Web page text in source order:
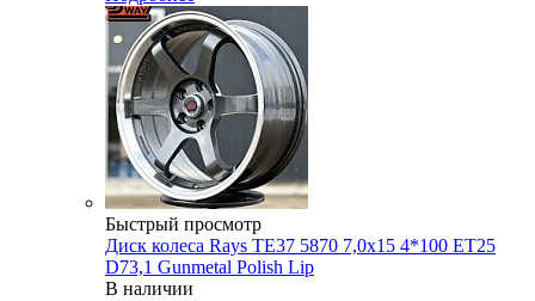
Быстрый просмотр
Диск колеса Rays TE37 5870 7,0x15 4*100 ET25
D73,1 Gunmetal Polish Lip
В наличии